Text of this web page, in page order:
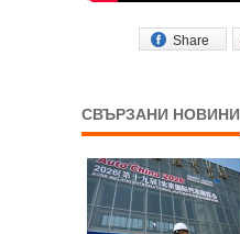
Share
СВЪРЗАНИ НОВИНИ